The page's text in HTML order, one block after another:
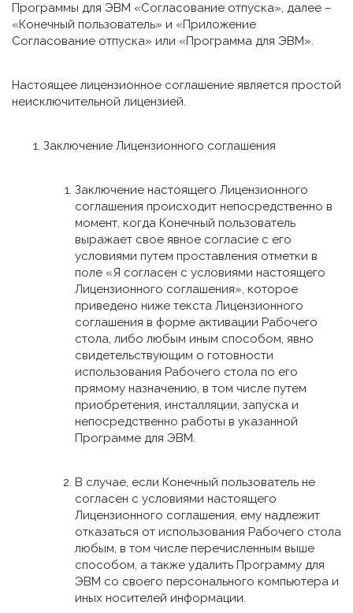
Программы для ЭВМ «Согласование отпуска», далее –
«Конечный пользователь» и «Приложение
Согласование отпуска» или «Программа для ЭВМ».
Настоящее лицензионное соглашение является простой
неисключительной лицензией.
Заключение Лицензионного соглашения
Заключение настоящего Лицензионного
соглашения происходит непосредственно в
момент, когда Конечный пользователь
выражает свое явное согласие с его
условиями путем проставления отметки в
поле «Я согласен с условиями настоящего
Лицензионного соглашения», которое
приведено ниже текста Лицензионного
соглашения в форме активации Рабочего
стола, либо любым иным способом, явно
свидетельствующим о готовности
использования Рабочего стола по его
прямому назначению, в том числе путем
приобретения, инсталляции, запуска и
непосредственно работы в указанной
Программе для ЭВМ.
В случае, если Конечный пользователь не
согласен с условиями настоящего
Лицензионного соглашения, ему надлежит
отказаться от использования Рабочего стола
любым, в том числе перечисленным выше
способом, а также удалить Программу для
ЭВМ со своего персонального компьютера и
иных носителей информации.